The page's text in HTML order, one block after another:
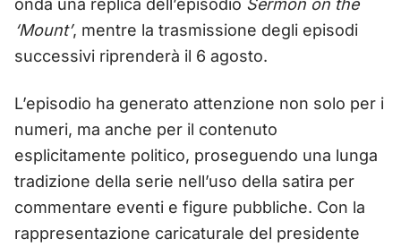
onda una replica dell’episodio Sermon on the
‘Mount’, mentre la trasmissione degli episodi
successivi riprenderà il 6 agosto.
L’episodio ha generato attenzione non solo per i
numeri, ma anche per il contenuto
esplicitamente politico, proseguendo una lunga
tradizione della serie nell’uso della satira per
commentare eventi e figure pubbliche. Con la
rappresentazione caricaturale del presidente